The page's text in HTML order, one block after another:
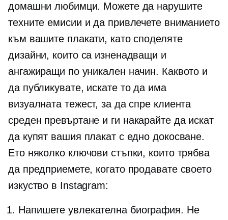
домашни любимци. Можете да нарушите
техните емисии и да привлечете вниманието
към вашите плакати, като споделяте
дизайни, които са изненадващи и
ангажиращи по уникален начин. Каквото и
да публикувате, искате то да има
визуалната тежест, за да спре клиента
среден превъртане и ги накарайте да искат
да купят вашия плакат с едно докосване.
Ето няколко ключови стъпки, които трябва
да предприемете, когато продавате своето
изкуство в Instagram:
Напишете увлекателна биография. Не